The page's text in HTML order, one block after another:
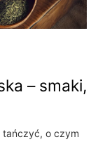
– smaki,
tańczyć, o czym